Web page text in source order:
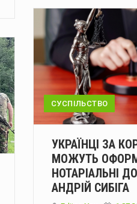
СУСПІЛЬСТВО
УКРАЇНЦІ ЗА
МОЖУТЬ
НОТАРІАЛЬНІ
АНДРІЙ СИБІГА